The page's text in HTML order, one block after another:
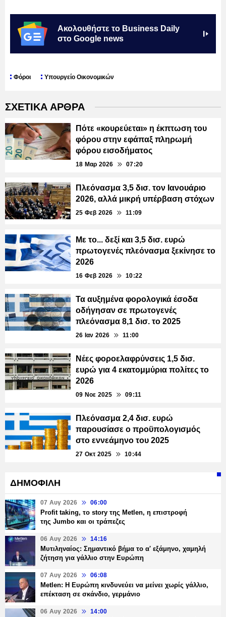
Ακολουθήστε το Business Daily
στο Google news
Φόροι Υπουργείο Οικονομικών
ΣΧΕΤΙΚΑ ΑΡΘΡΑ
Πότε «κουρεύεται» η έκπτωση του
φόρου στην εφάπαξ πληρωμή
φόρου εισοδήματος
18 Μαρ 2026 07:20
Πλεόνασμα 3,5 δισ. τον Ιανουάριο
2026, αλλά μικρή υπέρβαση στόχων
25 Φεβ 2026 11:09
Με το... δεξί και 3,5 δισ. ευρώ
πρωτογενές πλεόνασμα ξεκίνησε το
2026
16 Φεβ 2026 10:22
Τα αυξημένα φορολογικά έσοδα
οδήγησαν σε πρωτογενές
πλεόνασμα 8,1 δισ. το 2025
26 Ιαν 2026 11:00
Νέες φοροελαφρύνσεις 1,5 δισ.
ευρώ για 4 εκατομμύρια πολίτες το
2026
09 Νοε 2025 09:11
Πλεόνασμα 2,4 δισ. ευρώ
παρουσίασε ο προϋπολογισμός
στο εννεάμηνο του 2025
27 Οκτ 2025 10:44
ΔΗΜΟΦΙΛΗ
07 Αυγ 2026 06:00
Profit taking, το story της Metlen, η επιστροφή
της Jumbo και οι τράπεζες
06 Αυγ 2026 14:16
Μυτιληναίος: Σημαντικό βήμα το α' εξάμηνο, χαμηλή
ζήτηση για γάλλιο στην Ευρώπη
07 Αυγ 2026 06:08
Metlen: Η Ευρώπη κινδυνεύει να μείνει χωρίς γάλλιο,
επέκταση σε σκάνδιο, γερμάνιο
06 Αυγ 2026 14:00